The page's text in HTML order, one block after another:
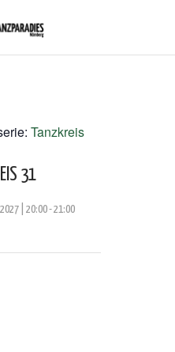
Tanzkreis
31
| 20:00-21:00